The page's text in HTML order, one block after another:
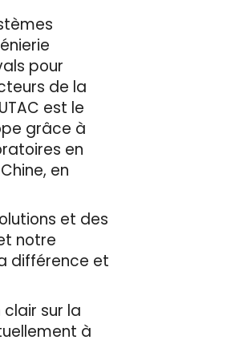
pour
de la
est le
grâce à
en
en
et des
notre
différence et
sur la
à